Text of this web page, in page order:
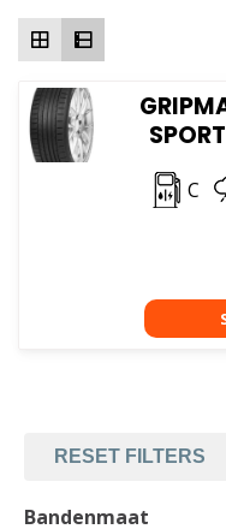
C
RESET FILTERS
Bandenmaat